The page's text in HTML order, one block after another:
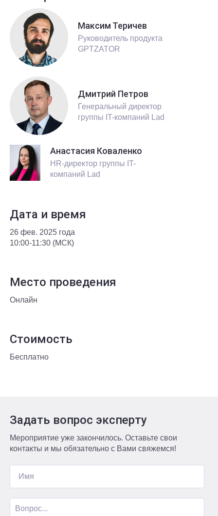
Максим Теричев
Руководитель продукта
GPTZATOR
Дмитрий Петров
Генеральный директор
группы IT-компаний Lad
Анастасия Коваленко
HR-директор группы IT-
компаний Lad
Дата и время
26 фев. 2025 года
10:00-11:30 (МСК)
Место проведения
Онлайн
Стоимость
Бесплатно
Задать вопрос эксперту
Мероприятие уже закончилось. Оставьте свои
контакты и мы обязательно с Вами свяжемся!